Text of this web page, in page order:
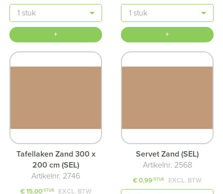
Aantal
+
Aantal
+
Tafellaken Zand 300 x
200 cm (SEL)
Artikelnr. 2746
€ 15,00/STUK EXCL. BTW
Servet Zand (SEL)
Artikelnr. 2568
€ 0,99/STUK EXCL. BTW